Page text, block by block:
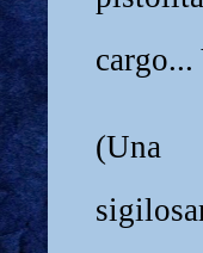
cargo...
(Una